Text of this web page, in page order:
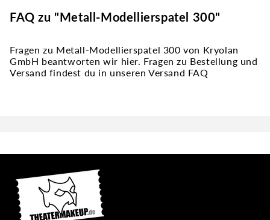
FAQ zu "Metall-Modellierspatel 300"
Fragen zu Metall-Modellierspatel 300 von Kryolan
GmbH beantworten wir hier. Fragen zu Bestellung und
Versand findest du in unseren Versand FAQ